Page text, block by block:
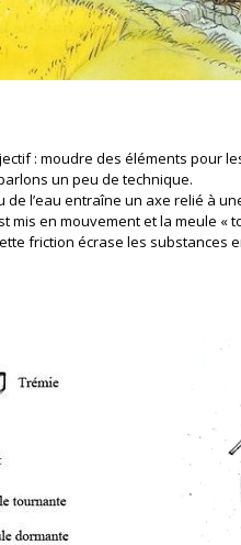
: moudre des éléments pour
un peu de technique.
l’eau entraîne un axe relié à
mis en mouvement et la meule «
friction écrase les